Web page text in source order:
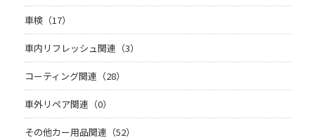
車検（17）
車内リフレッシュ関連（3）
コーティング関連（28）
車外リペア関連（0）
その他カー用品関連（52）